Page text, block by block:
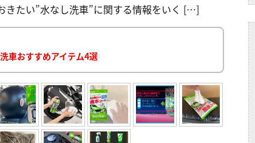
きたい”水なし洗車”に関する情報をいく […]
車おすすめアイテム4選